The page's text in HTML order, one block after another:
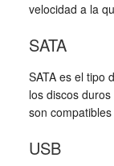
velocidad a la
SATA
SATA es el tipo
los discos
son
USB